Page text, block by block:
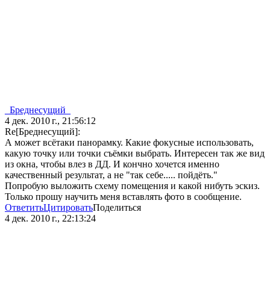
_Бреднесущий_
4 дек. 2010 г., 21:56:12
Re[Бреднесущий]:
А может всётаки панорамку. Какие фокусные использовать,
какую точку или точки съёмки выбрать. Интересен так же вид
из окна, чтобы влез в ДД. И кончно хочется именно
качественный результат, а не "так себе..... пойдёть."
Попробую выложить схему помещения и какой нибуть эскиз.
Только прошу научить меня вставлять фото в сообщение.
ОтветитьЦитироватьПоделиться
4 дек. 2010 г., 22:13:24